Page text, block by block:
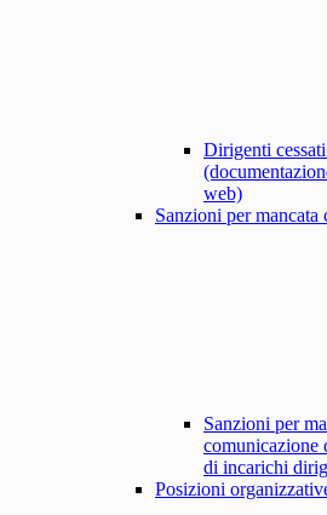
Dirigenti
web)
Sanzioni per
Sanzioni per
comunicazione
di incarichi
Posizioni